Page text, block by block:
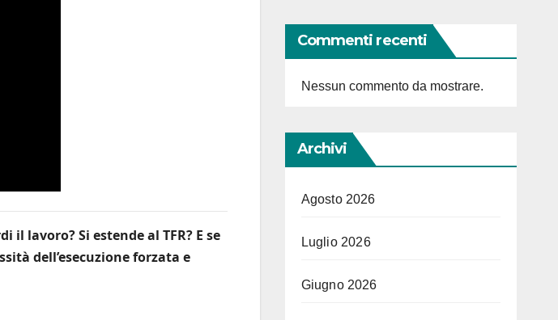
lavoro? Si estende al TFR? E se
dell’esecuzione forzata e
Commenti recenti
Nessun commento da mostrare.
Archivi
Agosto 2026
Luglio 2026
Giugno 2026